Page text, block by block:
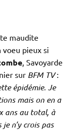
maudite
pieux si
, Savoyarde
sur BFM TV:
épidémie. Je
mais on en a
ans au total, à
n’y crois pas